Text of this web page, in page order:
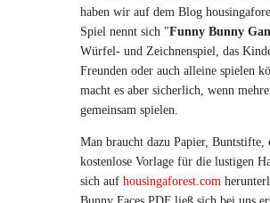
haben wir auf dem Blog
Spiel nennt sich "Funny Bunny
Würfel- und Zeichnenspiel, das
Freunden oder auch alleine spielen
macht es aber sicherlich, wenn
gemeinsam spielen.
Man braucht dazu Papier,
kostenlose Vorlage für die lustigen
sich auf housingaforest.com
Bunny Faces PDF ließ sich bei uns